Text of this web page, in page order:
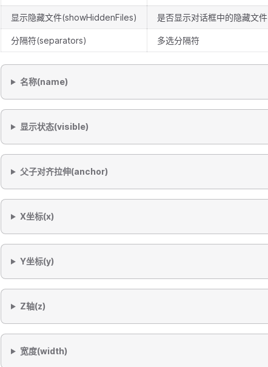
显示隐藏文件(showHiddenFiles) 是否显示对话框中的隐藏文件
分隔符(separators) 多选分隔符
名称(name)
显示状态(visible)
父子对齐拉伸(anchor)
X坐标(x)
Y坐标(y)
Z轴(z)
宽度(width)